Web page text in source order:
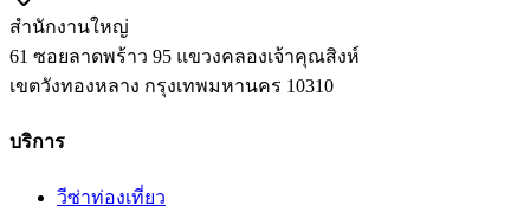
สำนักงานใหญ่
61 ซอยลาดพร้าว 95 แขวงคลองเจ้าคุณสิงห์
เขตวังทองหลาง กรุงเทพมหานคร 10310
บริการ
วีซ่าท่องเที่ยว